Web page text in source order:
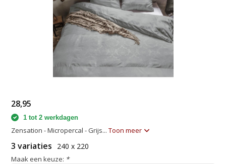
28,95
1 tot 2 werkdagen
Zensation - Micropercal - Grijs...Toon meer
3 variaties 240 x 220
Maak een keuze: *